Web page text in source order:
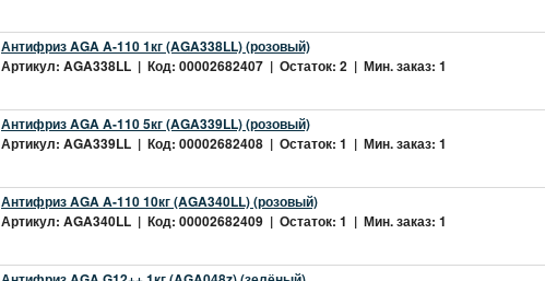
Антифриз AGA A-110 1кг (AGA338LL) (розовый)
Артикул: AGA338LL | Код: 00002682407 | Остаток: 2 | Мин. заказ: 1
Антифриз AGA A-110 5кг (AGA339LL) (розовый)
Артикул: AGA339LL | Код: 00002682408 | Остаток: 1 | Мин. заказ: 1
Антифриз AGA A-110 10кг (AGA340LL) (розовый)
Артикул: AGA340LL | Код: 00002682409 | Остаток: 1 | Мин. заказ: 1